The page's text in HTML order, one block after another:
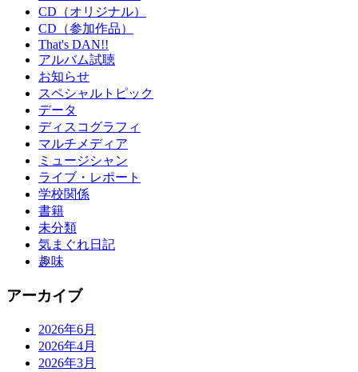
CD（オリジナル）
CD（参加作品）
That's DAN!!
アルバム試聴
お知らせ
スペシャルトピック
データ
ディスコグラフィ
マルチメディア
ミュージシャン
ライブ・レポート
学校関係
書籍
未分類
気まぐれ日記
趣味
アーカイブ
2026年6月
2026年4月
2026年3月